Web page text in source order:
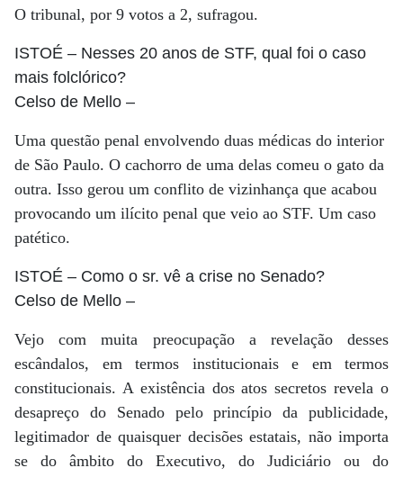
O tribunal, por 9 votos a 2, sufragou.
ISTOÉ – Nesses 20 anos de STF, qual foi o caso
mais folclórico?
Celso de Mello –
Uma questão penal envolvendo duas médicas do interior
de São Paulo. O cachorro de uma delas comeu o gato da
outra. Isso gerou um conflito de vizinhança que acabou
provocando um ilícito penal que veio ao STF. Um caso
patético.
ISTOÉ – Como o sr. vê a crise no Senado?
Celso de Mello –
Vejo com muita preocupação a revelação desses
escândalos, em termos institucionais e em termos
constitucionais. A existência dos atos secretos revela o
desapreço do Senado pelo princípio da publicidade,
legitimador de quaisquer decisões estatais, não importa
se do âmbito do Executivo, do Judiciário ou do